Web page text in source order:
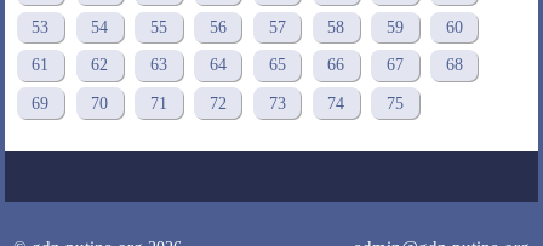
53 54 55 56 57 58 59 60
61 62 63 64 65 66 67 68
69 70 71 72 73 74 75